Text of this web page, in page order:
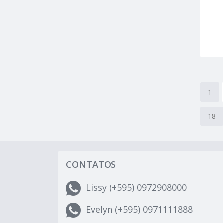
1
18
CONTATOS
Lissy (+595) 0972908000
Evelyn (+595) 0971111888